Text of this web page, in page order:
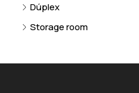
Dúplex
Storage room